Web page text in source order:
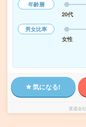
年齢層
20代
男女比率
女性
気になる!
派遣会社